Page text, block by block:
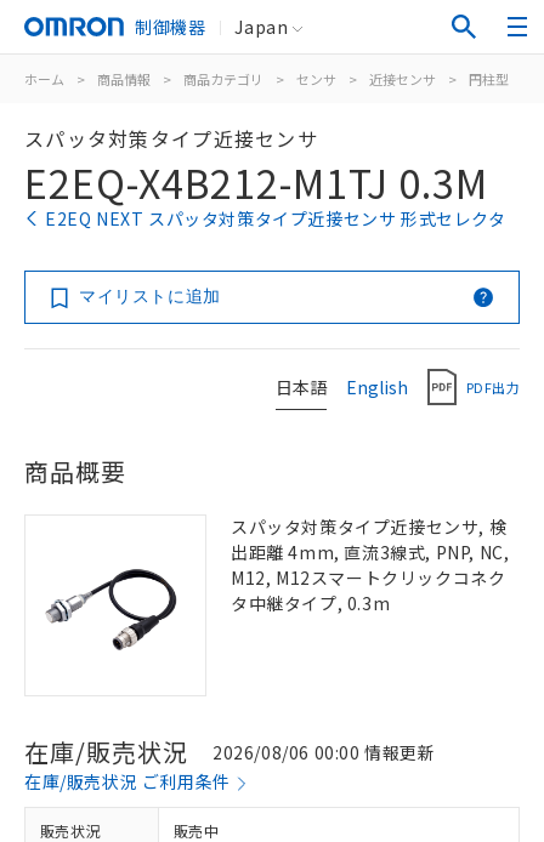
制御機器 Japan
ホーム > 商品情報 > 商品カテゴリ > センサ > 近接センサ > 円柱型
スパッタ対策タイプ近接センサ
E2EQ-X4B212-M1TJ 0.3M
E2EQ NEXT スパッタ対策タイプ近接センサ 形式セレクタ
マイリストに追加
日本語 English PDF出力
商品概要
スパッタ対策タイプ近接センサ, 検
出距離 4mm, 直流3線式, PNP, NC,
M12, M12スマートクリックコネク
タ中継タイプ, 0.3m
在庫/販売状況
2026/08/06 00:00 情報更新
在庫/販売状況 ご利用条件
販売状況 販売中